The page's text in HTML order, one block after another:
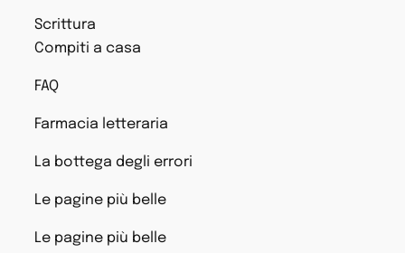
Scrittura
Compiti a casa
FAQ
Farmacia letteraria
La bottega degli errori
Le pagine più belle
Le pagine più belle